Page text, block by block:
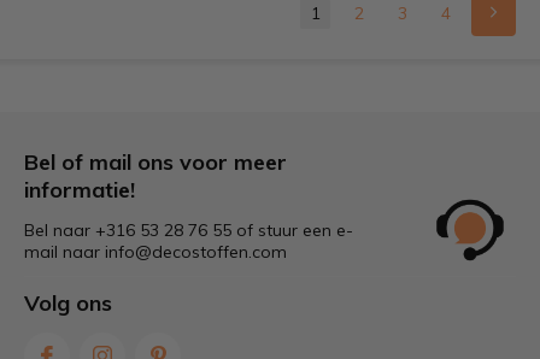
1 2 3 4
Bel of mail ons voor meer
informatie!
Bel naar +316 53 28 76 55 of stuur een e-
mail naar info@decostoffen.com
Volg ons